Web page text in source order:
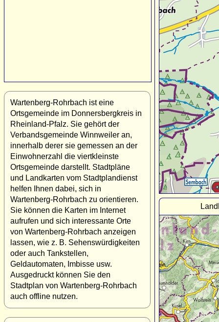
Wartenberg-Rohrbach ist eine
Ortsgemeinde im Donnersbergkreis in
Rheinland-Pfalz. Sie gehört der
Verbandsgemeinde Winnweiler an,
innerhalb derer sie gemessen an der
Einwohnerzahl die viertkleinste
Ortsgemeinde darstellt. Stadtpläne
und Landkarten vom Stadtplandienst
helfen Ihnen dabei, sich in
Wartenberg-Rohrbach zu orientieren.
Sie können die Karten im Internet
aufrufen und sich interessante Orte
von Wartenberg-Rohrbach anzeigen
lassen, wie z. B. Sehenswürdigkeiten
oder auch Tankstellen,
Geldautomaten, Imbisse usw.
Ausgedruckt können Sie den
Stadtplan von Wartenberg-Rohrbach
auch offline nutzen.